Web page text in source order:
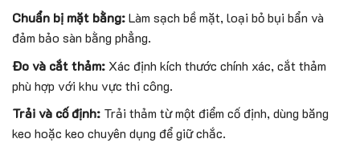
Chuẩn bị mặt bằng:Làm sạch bề mặt, loại bỏ bụi bẩn và
đảm bảo sàn bằng phẳng.
Đo và cắt thảm: Xác định kích thước chính xác, cắt thảm
phù hợp với khu vực thi công.
Trải và cố định: Trải thảm từ một điểm cố định, dùng băng
keo hoặc keo chuyên dụng để giữ chắc.